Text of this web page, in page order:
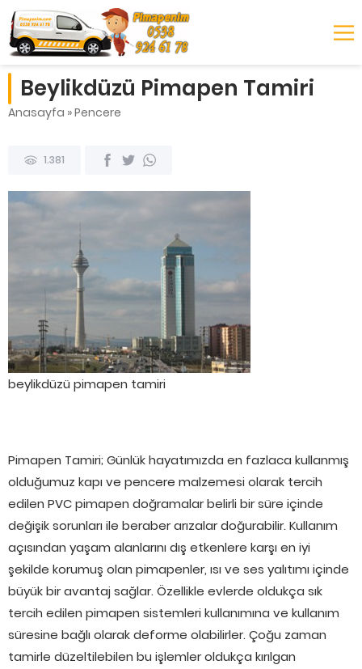
Beylikdüzü Pimapen Tamiri
Anasayfa »Pencere
1.381
beylikdüzü pimapen tamiri
Pimapen Tamiri; Günlük hayatımızda en fazlaca kullanmış
olduğumuz kapı ve pencere malzemesi olarak tercih
edilen PVC pimapen doğramalar belirli bir süre içinde
değişik sorunları ile beraber arızalar doğurabilir. Kullanım
açısından yaşam alanlarını dış etkenlere karşı en iyi
şekilde korumuş olan pimapenler, ısı ve ses yalıtımı içinde
büyük bir avantaj sağlar. Özellikle evlerde oldukça sık
tercih edilen pimapen sistemleri kullanımına ve kullanım
süresine bağlı olarak deforme olabilirler. Çoğu zaman
tamirle düzeltilebilen bu işlemler oldukça kırılgan